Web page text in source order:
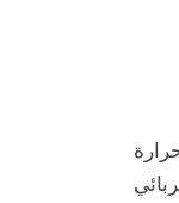
التيار الكهربائي